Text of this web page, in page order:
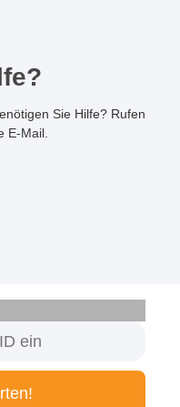
Sie Hilfe? Rufen
E-Mail.